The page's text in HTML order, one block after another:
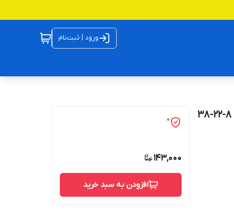
ورود | ثبت‌نام
0
143,000
افزودن به سبد خرید